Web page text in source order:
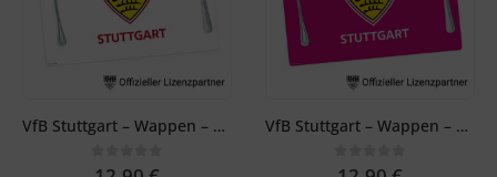
gewählt
VfB Stuttgart – Wappen – Tischset weiß
0out of 5
VfB Stuttgart – Wappen – Tischset pink
0out of 5